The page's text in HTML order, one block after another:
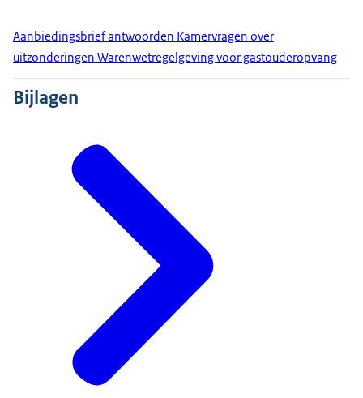
Aanbiedingsbrief antwoorden Kamervragen over
uitzonderingen Warenwetregelgeving voor gastouderopvang
Bijlagen